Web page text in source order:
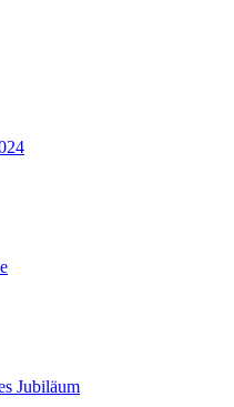
Jubiläum